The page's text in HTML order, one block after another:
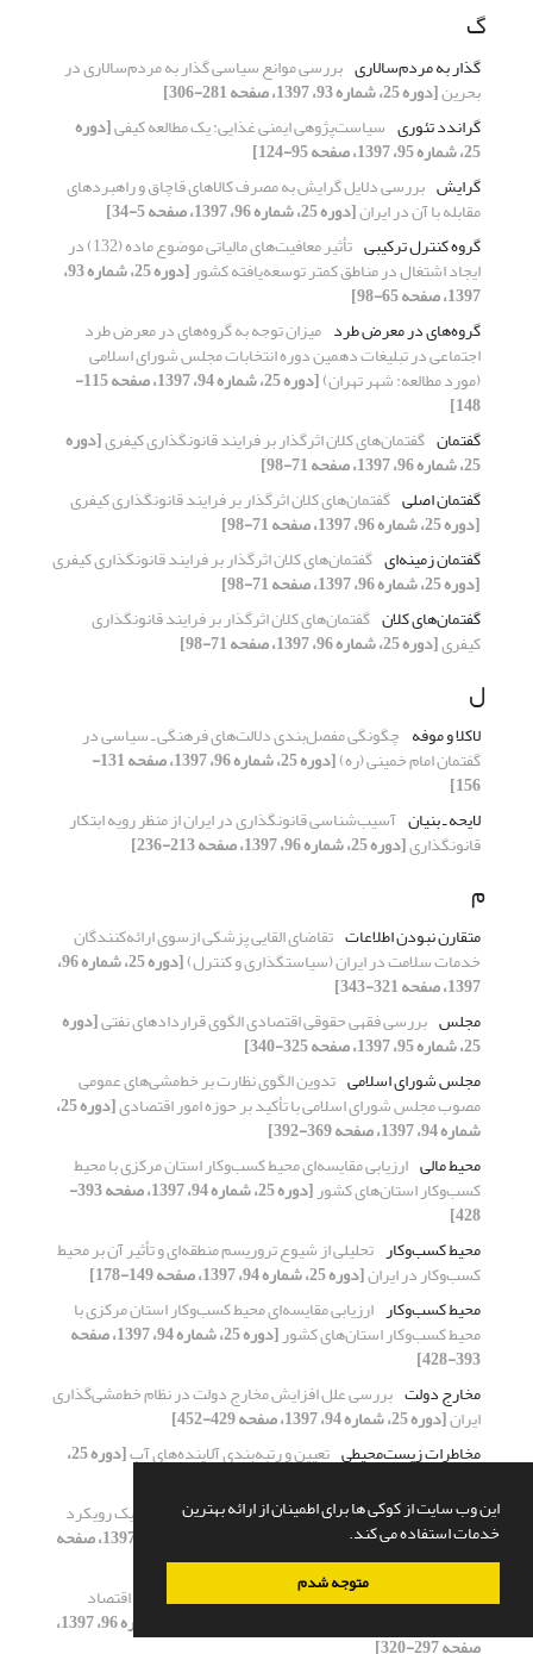
این وب سایت از کوکی ها برای اطمینان از ارائه بهترین
خدمات استفاده می کند.
متوجه شدم
گ
گذار به مردم‌سالاری بررسی موانع سیاسی گذار به مردم‌سالاری در
بحرین[دوره 25، شماره 93، 1397، صفحه 281-306]
گراندد تئوری سیاست‌پژوهی ایمنی غذایی: یک مطالعه کیفی[دوره
25، شماره 95، 1397، صفحه 95-124]
گرایش بررسی دلایل گرایش به مصرف کالاهای قاچاق و راهبرد‌های
مقابله با آن در ایران[دوره 25، شماره 96، 1397، صفحه 5-34]
گروه کنترل ترکیبی
تأثیر معافیت‌های مالیاتی موضوع ماده (132) در
ایجاد اشتغال در مناطق کمتر توسعه‌یافته کشور [دوره 25، شماره 93،
1397، صفحه 65-98]
گروه‌های در معرض طرد میزان توجه به گروه‌های در معرض طرد
اجتماعی در تبلیغات دهمین دوره انتخابات مجلس شورای اسلامی
(مورد مطالعه: شهر تهران) [دوره 25، شماره 94، 1397، صفحه 115-
148]
گفتمان گفتمان‌های کلان اثرگذار بر فرایند قانونگذاری کیفری[دوره
25، شماره 96، 1397، صفحه 71-98]
گفتمان اصلی گفتمان‌های کلان اثرگذار بر فرایند قانونگذاری کیفری
[دوره 25، شماره 96، 1397، صفحه 71-98]
گفتمان زمینه‌ای گفتمان‌های کلان اثرگذار بر فرایند قانونگذاری کیفری
[دوره 25، شماره 96، 1397، صفحه 71-98]
گفتمان‌های کلان گفتمان‌های کلان اثرگذار بر فرایند قانونگذاری
کیفری[دوره 25، شماره 96، 1397، صفحه 71-98]
ل
لاکلا و موفه چگونگی مفصل‌بندی دلالت‌های فرهنگی ـ سیاسی در
گفتمان امام خمینی (ره) [دوره 25، شماره 96، 1397، صفحه 131-
156]
لایحه ـ بنیان آسیب‌شناسی قانونگذاری در ایران از منظر رویه‌ ابتکار
قانونگذاری[دوره 25، شماره 96، 1397، صفحه 213-236]
م
متقارن نبودن اطلاعات تقاضای القایی پزشکی ازسوی ارائه‌کنندگان
خدمات سلامت در ایران (سیاستگذاری و کنترل) [دوره 25، شماره 96،
1397، صفحه 321-343]
مجلس بررسی فقهی حقوقی اقتصادی الگوی قراردادهای نفتی[دوره
25، شماره 95، 1397، صفحه 325-340]
مجلس شورای اسلامی تدوین الگوی نظارت بر خط‌مشی‌های عمومی
مصوب مجلس شورای اسلامی با تأکید بر حوزه امور اقتصادی [دوره 25،
شماره 94، 1397، صفحه 369-392]
محیط مالی ارزیابی مقایسه‌ای ‌محیط کسب‌و‌کار استان مرکزی با محیط
کسب‌وکار استان‌های کشور [دوره 25، شماره 94، 1397، صفحه 393-
428]
محیط کسب‌و‌کار تحلیلی از شیوع تروریسم منطقه‌ای و تأثیر آن بر محیط
کسب‌و‌کار در ایران[دوره 25، شماره 94، 1397، صفحه 149-178]
محیط کسب‌و‌کار ارزیابی مقایسه‌ای ‌محیط کسب‌و‌کار استان مرکزی با
محیط کسب‌وکار استان‌های کشور [دوره 25، شماره 94، 1397، صفحه
393-428]
مخارج دولت بررسی علل افزایش مخارج دولت در نظام خط‌مشی‌گذاری
ایران[دوره 25، شماره 94، 1397، صفحه 429-452]
مخاطرات زیست‌محیطی تعیین و رتبه‌بندی آلاینده‌های آب [دوره 25،
مدل داده ـ ستانده تحلیل مصرف آب در اقتصاد ایران با یک رویکرد
مبتنی‌بر مصرف (دیدگاه ردپای آب) [دوره 25، شماره 96، 1397، صفحه
35-70]
مدل رشد رومر بررسی تأثیر درجه باز بودن اقتصادی بر اقتصاد
[دوره 25، شماره 96، 1397،
صفحه 297-320]